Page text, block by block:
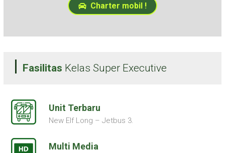
Charter mobil !
Fasilitas Kelas Super Executive
Unit Terbaru
New Elf Long – Jetbus 3.
Multi Media